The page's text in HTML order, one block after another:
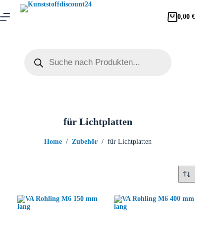
0,00€
für Lichtplatten
Home / Zubehör / für Lichtplatten